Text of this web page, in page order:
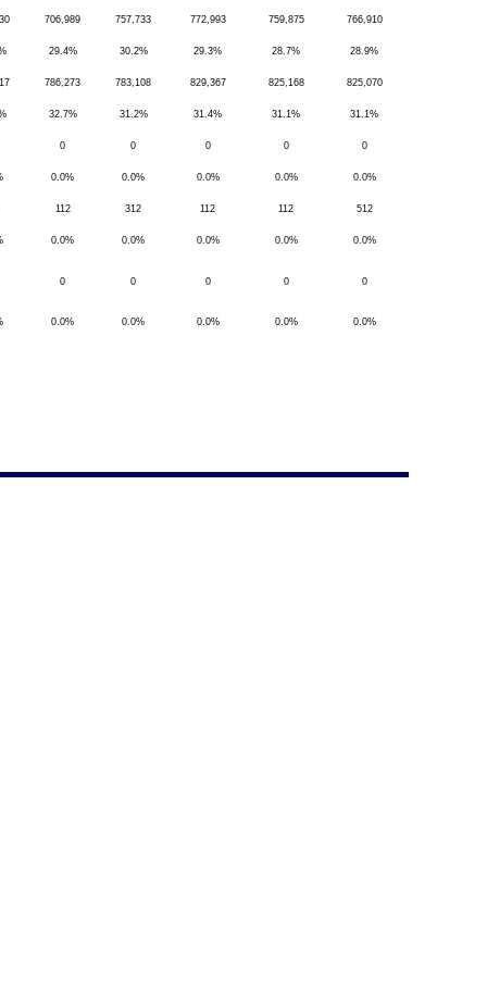
706,989 757,733 772,993 759,875 766,910
29.4% 30.2% 29.3% 28.7% 28.9%
786,273 783,108 829,367 825,168 825,070
32.7% 31.2% 31.4% 31.1% 31.1%
0 0 0 0 0
0.0% 0.0% 0.0% 0.0% 0.0%
112 312 112 112 512
0.0% 0.0% 0.0% 0.0% 0.0%
0 0 0 0 0
0.0% 0.0% 0.0% 0.0% 0.0%